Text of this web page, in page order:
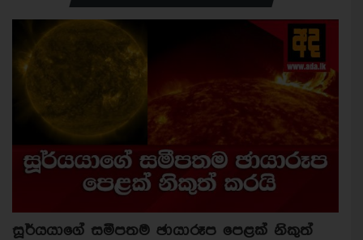
සූර්යයාගේ සමීපතම ඡායාරූප පෙළක් නිකුත්